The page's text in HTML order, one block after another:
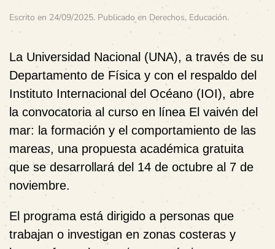
Escrito en 24/09/2025. Publicado en Derechos, Educación.
La Universidad Nacional (UNA), a través de su
Departamento de Física y con el respaldo del
Instituto Internacional del Océano (IOI), abre
la convocatoria al curso en línea El vaivén del
mar: la formación y el comportamiento de las
mareas, una propuesta académica gratuita
que se desarrollará del 14 de octubre al 7 de
noviembre.
El programa está dirigido a personas que
trabajan o investigan en zonas costeras y